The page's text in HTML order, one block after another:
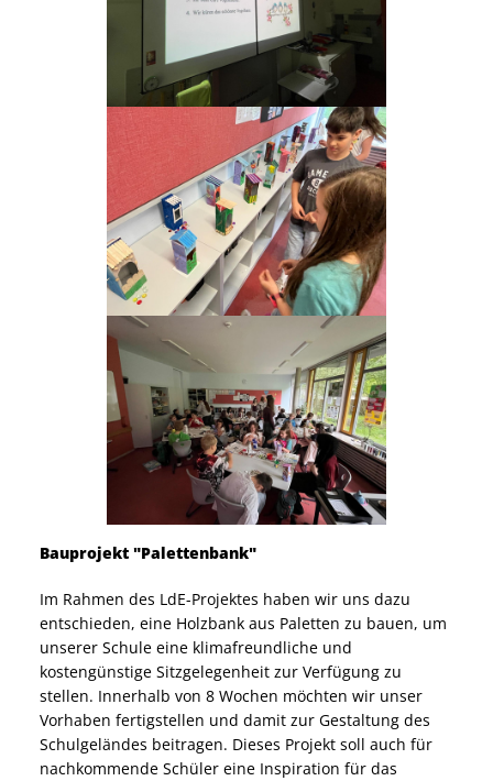
Bauprojekt "Palettenbank"
Im Rahmen des LdE-Projektes haben wir uns dazu
entschieden, eine Holzbank aus Paletten zu bauen, um
unserer Schule eine klimafreundliche und
kostengünstige Sitzgelegenheit zur Verfügung zu
stellen. Innerhalb von 8 Wochen möchten wir unser
Vorhaben fertigstellen und damit zur Gestaltung des
Schulgeländes beitragen. Dieses Projekt soll auch für
nachkommende Schüler eine Inspiration für das